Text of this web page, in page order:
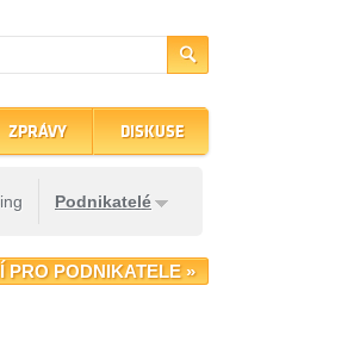
Podnikatelé
ZPRÁVY DISKUSE
PRO PODNIKATELE »